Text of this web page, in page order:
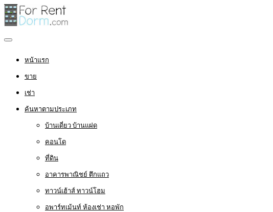
หน้าแรก
ขาย
เช่า
ค้นหาตามประเภท
บ้านเดี่ยว บ้านแฝด
คอนโด
ที่ดิน
อาคารพาณิชย์ ตึกแถว
ทาวน์เฮ้าส์ ทาวน์โฮม
อพาร์ทเม้นท์ ห้องเช่า หอพัก